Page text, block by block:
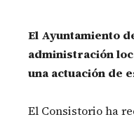
El Ayuntamiento
administración
una actuación de
El Consistorio ha